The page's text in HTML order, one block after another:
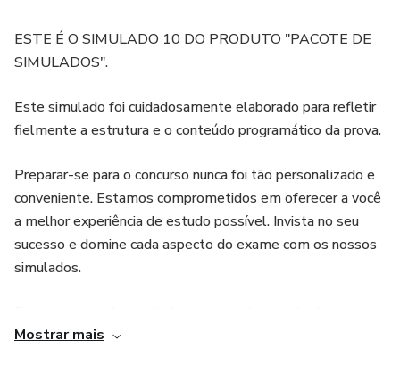
ESTE É O SIMULADO 10 DO PRODUTO "PACOTE DE
SIMULADOS".
Este simulado foi cuidadosamente elaborado para refletir
fielmente a estrutura e o conteúdo programático da prova.
Preparar-se para o concurso nunca foi tão personalizado e
conveniente. Estamos comprometidos em oferecer a você
a melhor experiência de estudo possível. Invista no seu
sucesso e domine cada aspecto do exame com os nossos
simulados.
atender às necessidades específicas daqueles que estão
Mostrar mais